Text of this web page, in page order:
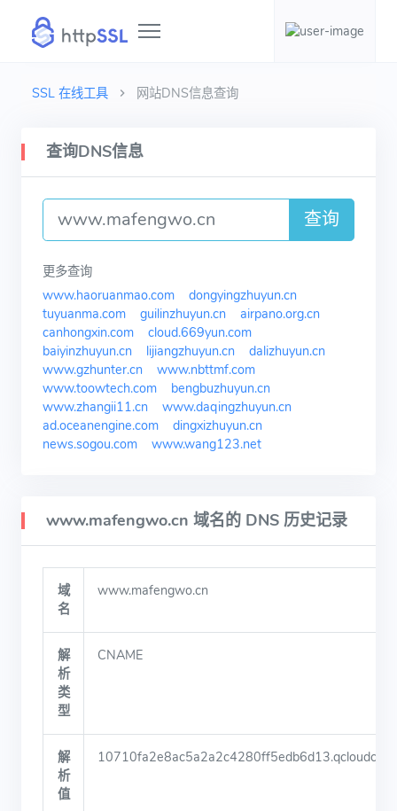
SSL 在线工具 网站DNS信息查询
查询DNS信息
查询
更多查询
www.haoruanmao.com
dongyingzhuyun.cn
tuyuanma.com
guilinzhuyun.cn
airpano.org.cn
canhongxin.com
cloud.669yun.com
baiyinzhuyun.cn
lijiangzhuyun.cn
dalizhuyun.cn
www.gzhunter.cn
www.nbttmf.com
www.toowtech.com
bengbuzhuyun.cn
www.zhangii11.cn
www.daqingzhuyun.cn
ad.oceanengine.com
dingxizhuyun.cn
news.sogou.com
www.wang123.net
www.mafengwo.cn 域名的 DNS 历史记录
域
名
www.mafengwo.cn
解
析
类
型
CNAME
解
析
值